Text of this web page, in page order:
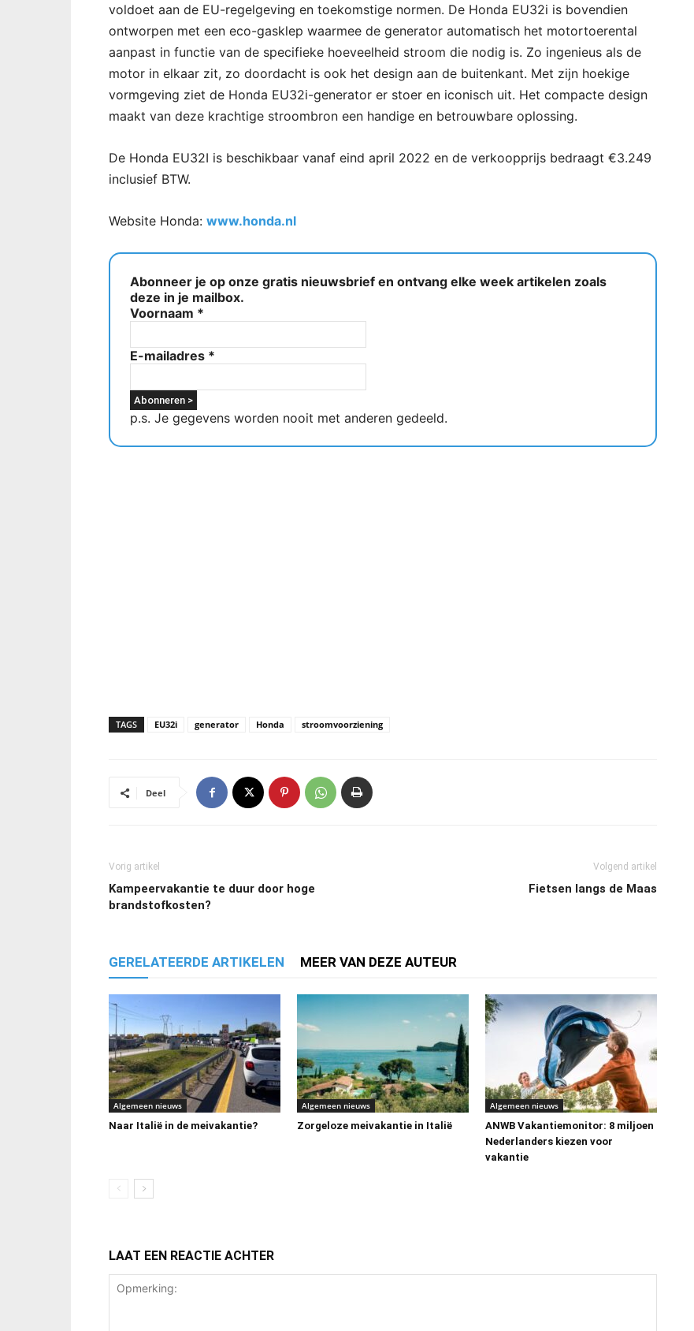
voldoet aan de EU-regelgeving en toekomstige normen. De Honda EU32i is bovendien
ontworpen met een eco-gasklep waarmee de generator automatisch het motortoerental
aanpast in functie van de specifieke hoeveelheid stroom die nodig is. Zo ingenieus als de
motor in elkaar zit, zo doordacht is ook het design aan de buitenkant. Met zijn hoekige
vormgeving ziet de Honda EU32i-generator er stoer en iconisch uit. Het compacte design
maakt van deze krachtige stroombron een handige en betrouwbare oplossing.
De Honda EU32I is beschikbaar vanaf eind april 2022 en de verkoopprijs bedraagt €3.249
inclusief BTW.
Website Honda: www.honda.nl
Abonneer je op onze gratis nieuwsbrief en ontvang elke week artikelen zoals
deze in je mailbox.
Voornaam *
E-mailadres *
p.s. Je gegevens worden nooit met anderen gedeeld.
TAGS EU32i generator Honda stroomvoorziening
Deel
Vorig artikel
Kampeervakantie te duur door hoge
brandstofkosten?
Volgend artikel
Fietsen langs de Maas
GERELATEERDE ARTIKELEN MEER VAN DEZE AUTEUR
Algemeen nieuws
Naar Italië in de meivakantie?
Algemeen nieuws
Zorgeloze meivakantie in Italië
Algemeen nieuws
ANWB Vakantiemonitor: 8 miljoen
Nederlanders kiezen voor
vakantie
LAAT EEN REACTIE ACHTER